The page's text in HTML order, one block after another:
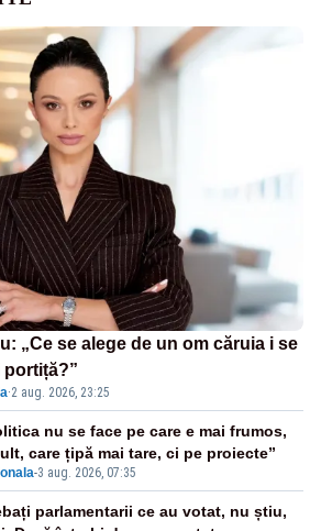
„Ce se alege de un om căruia i se
·2 aug. 2026, 23:25
-3 aug. 2026, 07:35
nu se face pe care e mai frumos,
care țipă mai tare, ci pe proiecte”
parlamentarii ce au votat, nu știu,